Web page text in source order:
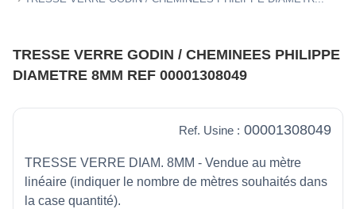
TRESSE VERRE GODIN / CHEMINEES PHILIPPE
DIAMETRE 8MM REF 00001308049
Ref. Usine : 00001308049
TRESSE VERRE DIAM. 8MM - Vendue au mètre
linéaire (indiquer le nombre de mètres souhaités dans
la case quantité).